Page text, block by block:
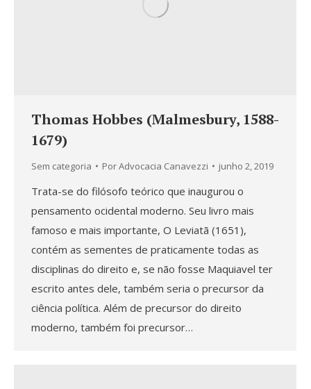
Thomas Hobbes (Malmesbury, 1588-
1679)
Sem categoria PorAdvocacia Canavezzi junho 2, 2019
Trata-se do filósofo teórico que inaugurou o
pensamento ocidental moderno. Seu livro mais
famoso e mais importante, O Leviatã (1651),
contém as sementes de praticamente todas as
disciplinas do direito e, se não fosse Maquiavel ter
escrito antes dele, também seria o precursor da
ciência política. Além de precursor do direito
moderno, também foi precursor…